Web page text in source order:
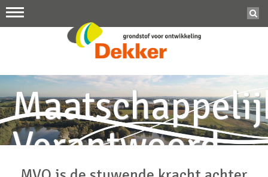
Verantwoord